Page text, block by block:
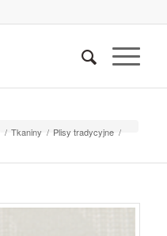
/ Tkaniny / Plisy tradycyjne /